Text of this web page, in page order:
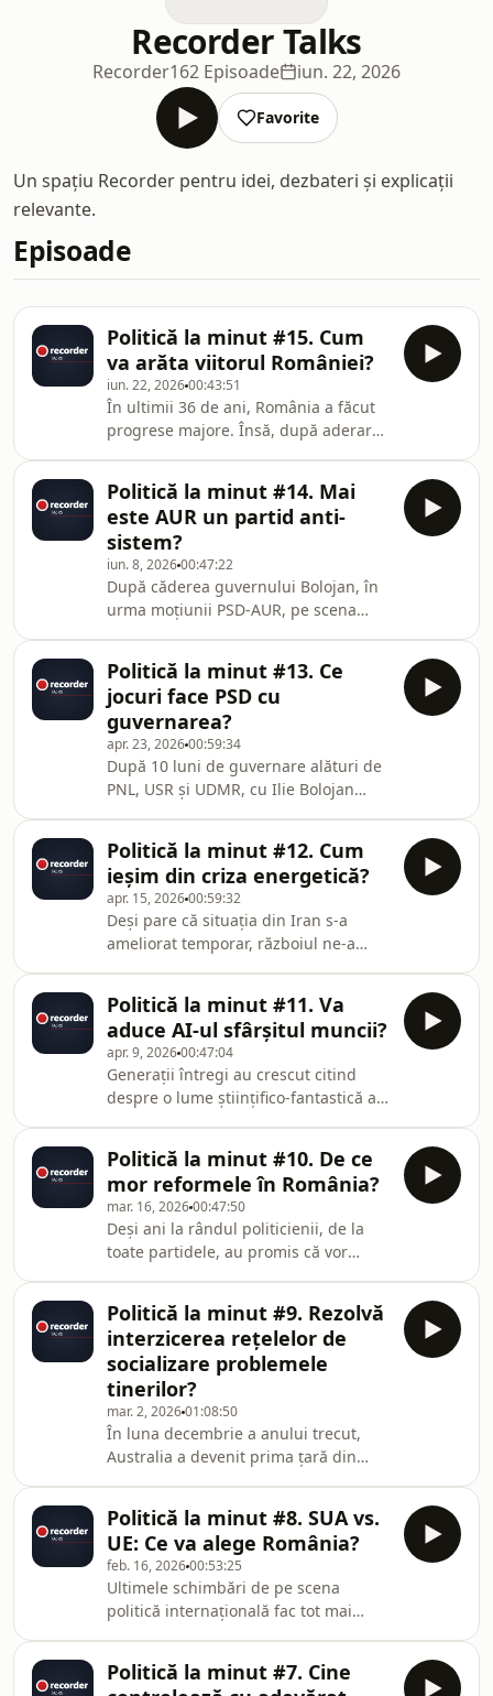
Recorder Talks
Recorder162 Episoade iun. 22, 2026
Favorite
Un spațiu Recorder pentru idei, dezbateri și explicații
relevante.
Episoade
Politică la minut #15. Cum
va arăta viitorul României?
iun. 22, 202600:43:51
În ultimii 36 de ani, România a făcut
progrese majore. Însă, după aderarea
propună un nou proiect de țară
concret. Deși vorbesc despre diferite
obiective naționale, până acum nu au
reușit să contureze o direcție clară pe
care România să o urmeze în viitor.În
acest episod din „Politică la minut by
Recorder”, Vlad și Răzvan ana
Politică la minut #14. Mai
este AUR un partid anti-
sistem?
iun. 8, 202600:47:22
După căderea guvernului Bolojan, în
urma moțiunii PSD-AUR, pe scena
intrarea la guvernare și lasă de
înțeles că propunerea de premier ar
putea fi fostul candidat la alegerile
prezidențiale Călin Georgescu. La
rândul său, Georgescu vorbește
despre varianta unui guvern de
uniune națională format din PNL, PSD
și AUR.În acest contex
Politică la minut #13. Ce
jocuri face PSD cu
guvernarea?
apr. 23, 202600:59:34
După 10 luni de guvernare alături de
PNL, USR și UDMR, cu Ilie Bolojan
Până Aici&quot;.A urmat, la începutul
săptămânii, un referendum intern în
care 97,7% dintre delegații social-
democrați au votat pentru retragerea
sprijinului politic pentru Ilie Bolojan.
Totuși, încă nu este clar ce a
declanșat, de fapt, ruptura.În acest
epi
Politică la minut #12. Cum
ieșim din criza energetică?
apr. 15, 202600:59:32
Deși pare că situația din Iran s-a
ameliorat temporar, războiul ne-a
gazele din Asia de Vest. Totodată, au
fost reluate discuțiile despre
necesitatea tranziției energetice, de la
combustibilii fosili și alte surse
poluante, la surse regenerabile,
precum cele solare, eoliene sau
hidroelectrice.Nu și în România,
unde, de câțiva
Politică la minut #11. Va
aduce AI-ul sfârșitul muncii?
apr. 9, 202600:47:04
Generații întregi au crescut citind
despre o lume științifico-fantastică a
în spațiu, ci și roboți care să lucreze
în locul nostru.În contextul dezvoltării
fulminante a inteligenței artificiale
din prezent, dar și a declarațiilor
liderilor politici care le cer cetățenilor
să muncească mai mult și mai
productiv, Răzvan și
Politică la minut #10. De ce
mor reformele în România?
mar. 16, 202600:47:50
Deși ani la rândul politicienii, de la
toate partidele, au promis că vor
pare că România bate, de fapt, pasul
pe loc.Reformele, când se fac,
reprezintă doar tăieri de fonduri și
concedieri care, în loc să aducă
bunăstare populației, îi afectează
tocmai pe cei mai vulnerabili cetățeni,
în timp ce sintagme precum
„digitalizarea admin
Politică la minut #9. Rezolvă
interzicerea rețelelor de
socializare problemele
tinerilor?
mar. 2, 202601:08:50
În luna decembrie a anului trecut,
Australia a devenit prima țară din
pe rețelele de socializare. De atunci,
mai multe țări europene au întreprins
măsuri similare sau au pornit
dezbateri în spațiul public despre
protejarea minorilor de pericolele
internetului. În paralel, decidenții
români discută și ei pe această temă,
Politică la minut #8. SUA vs.
UE: Ce va alege România?
feb. 16, 202600:53:25
Ultimele schimbări de pe scena
politică internațională fac tot mai
Amenințările privind anexarea
Politică la minut #7. Cine